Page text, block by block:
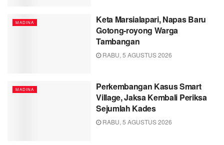
MADINA
Keta Marsialapari, Napas Baru
Gotong-royong Warga
Tambangan
RABU, 5 AGUSTUS 2026
MADINA
Perkembangan Kasus Smart
Village, Jaksa Kembali Periksa
Sejumlah Kades
RABU, 5 AGUSTUS 2026